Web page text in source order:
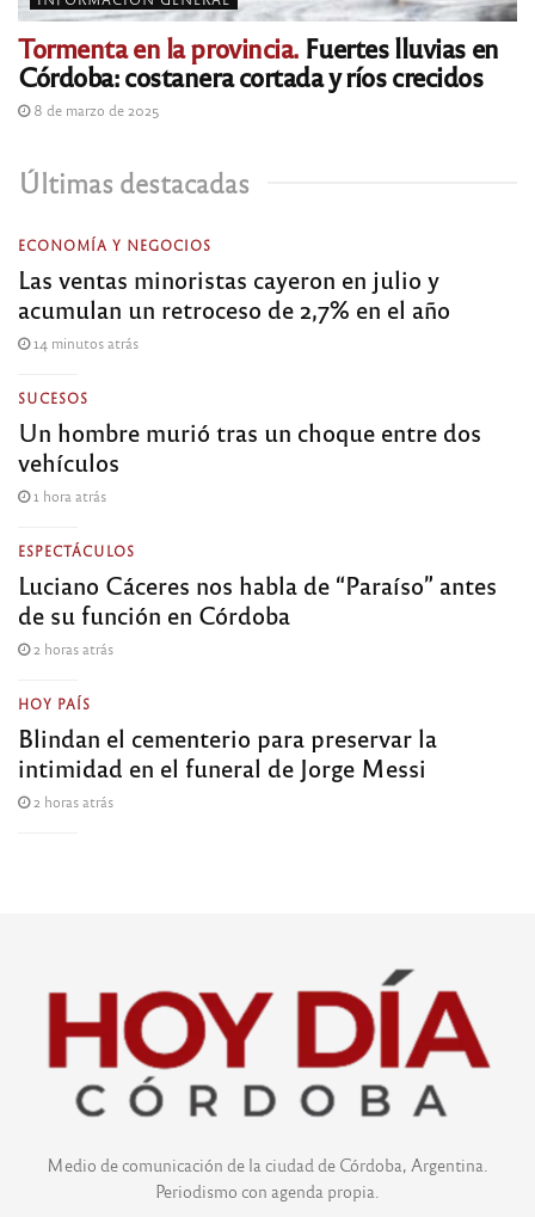
Tormenta en la provincia. Fuertes lluvias en
Córdoba: costanera cortada y ríos crecidos
8 de marzo de 2025
Últimas destacadas
ECONOMÍA Y NEGOCIOS
Las ventas minoristas cayeron en julio y
acumulan un retroceso de 2,7% en el año
14 minutos atrás
SUCESOS
Un hombre murió tras un choque entre dos
vehículos
1 hora atrás
ESPECTÁCULOS
Luciano Cáceres nos habla de “Paraíso” antes
de su función en Córdoba
2 horas atrás
HOY PAÍS
Blindan el cementerio para preservar la
intimidad en el funeral de Jorge Messi
2 horas atrás
Medio de comunicación de la ciudad de Córdoba, Argentina.
Periodismo con agenda propia.